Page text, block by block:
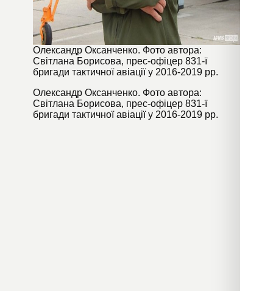
Олександр Оксанченко. Фото автора:
Світлана Борисова, прес-офіцер 831-ї
бригади тактичної авіації у 2016-2019 рр.
Олександр Оксанченко. Фото автора:
Світлана Борисова, прес-офіцер 831-ї
бригади тактичної авіації у 2016-2019 рр.